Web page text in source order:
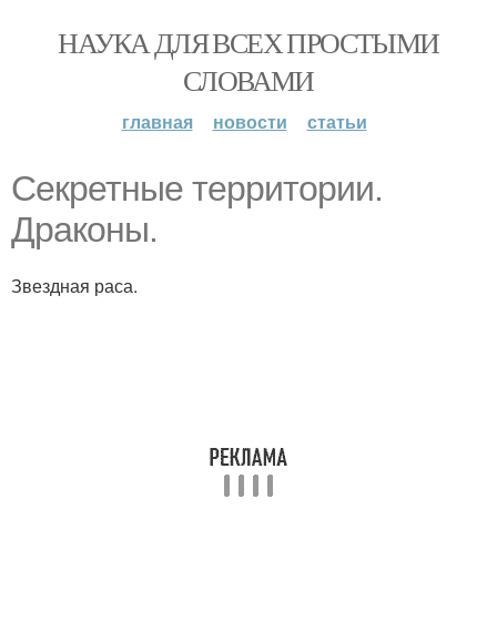
НАУКА ДЛЯ ВСЕХ ПРОСТЫМИ
СЛОВАМИ
главная новости статьи
Секретные территории.
Драконы.
Звездная раса.